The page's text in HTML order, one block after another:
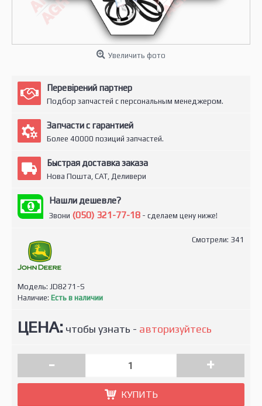
Увеличить фото
Перевірений партнер
Подбор запчастей с персональным менеджером.
Запчасти с гарантией
Более 40000 позиций запчастей.
Быстрая доставка заказа
Нова Пошта, САТ, Деливери
Нашли дешевле?
Звони (050) 321-77-18 - сделаем цену ниже!
Смотрели: 341
Модель: JD8271-S
Наличие: Есть в наличии
ЦЕНА: чтобы узнать - авторизуйтесь
- +
КУПИТЬ